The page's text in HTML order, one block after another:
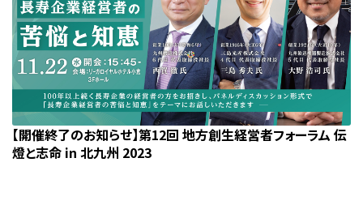
【開催終了のお知らせ】第12回 地方創生経営者フォーラム 伝
燈と志命 in 北九州 2023